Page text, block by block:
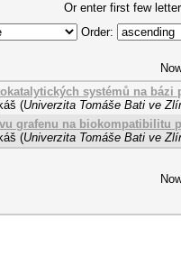
Or enter first few
Order:
systémů na
(Univerzita Tomáše Bati ve
grafenu na biokompatibilitu
(Univerzita Tomáše Bati ve